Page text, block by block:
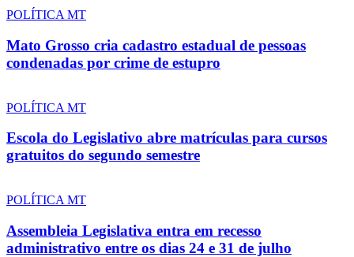
POLÍTICA MT
Mato Grosso cria cadastro estadual de pessoas
condenadas por crime de estupro
POLÍTICA MT
Escola do Legislativo abre matrículas para cursos
gratuitos do segundo semestre
POLÍTICA MT
Assembleia Legislativa entra em recesso
administrativo entre os dias 24 e 31 de julho